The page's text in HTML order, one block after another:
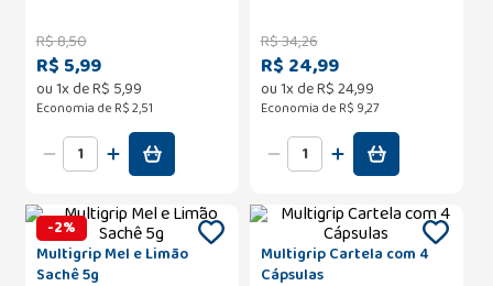
R$8,50
R$ 5,99
ou1x deR$ 5,99
Economia de R$ 2,51
R$34,26
R$ 24,99
ou1x deR$24,99
Economia de R$ 9,27
-2%
Multigrip Mel e Limão
Sachê 5g
Multigrip Cartela com 4
Cápsulas